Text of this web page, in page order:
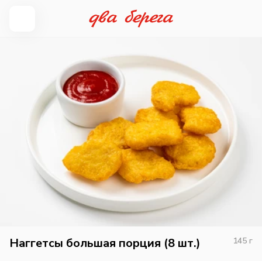
Наггетсы большая порция (8 шт.) 145 г